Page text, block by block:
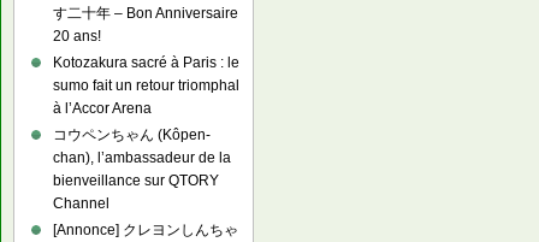
す二十年 – Bon Anniversaire
20 ans!
Kotozakura sacré à Paris : le
sumo fait un retour triomphal
à l’Accor Arena
コウペンちゃん (Kôpen-
chan), l’ambassadeur de la
bienveillance sur QTORY
Channel
[Annonce] クレヨンしんちゃ